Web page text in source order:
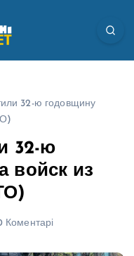
32-ю годовщину
32-ю
войск из
Коментарі